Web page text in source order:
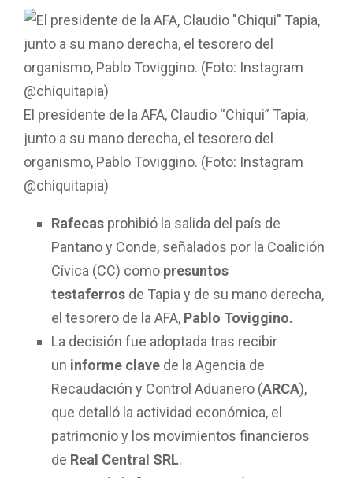
El presidente de la AFA, Claudio “Chiqui” Tapia,
junto a su mano derecha, el tesorero del
organismo, Pablo Toviggino. (Foto: Instagram
@chiquitapia)
Rafecas prohibió la salida del país de
Pantano y Conde, señalados por la Coalición
Cívica (CC) como presuntos
testaferros de Tapia y de su mano derecha,
el tesorero de la AFA, Pablo Toviggino.
La decisión fue adoptada tras recibir
un informe clave de la Agencia de
Recaudación y Control Aduanero (ARCA),
que detalló la actividad económica, el
patrimonio y los movimientos financieros
de Real Central SRL.